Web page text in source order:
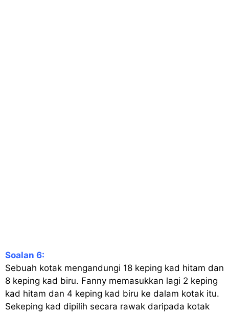
Soalan 6:
Sebuah kotak mengandungi 18 keping kad hitam dan
8 keping kad biru. Fanny memasukkan lagi 2 keping
kad hitam dan 4 keping kad biru ke dalam kotak itu.
Sekeping kad dipilih secara rawak daripada kotak